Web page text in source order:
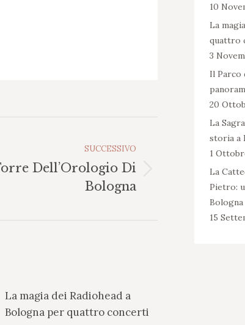
SUCCESSIVO
Dell’Orologio Di
Bologna
La magia dei Radiohead a
Bologna per quattro concerti
10
La
quattro
3
Il Parco
20
La
storia a
1
La
Pietro:
Bologna
15